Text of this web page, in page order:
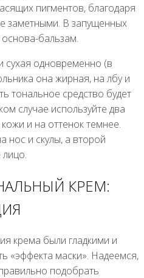
пигментов, благодаря
заметными. В запущенных
бальзам.
сухая одновременно (в
она жирная, на лбу и
тональное средство будет
случае используйте два
и на оттенок темнее.
нос и скулы, а второй
КРЕМ:
крема были гладкими и
«эффекта маски». Надеемся,
подобрать